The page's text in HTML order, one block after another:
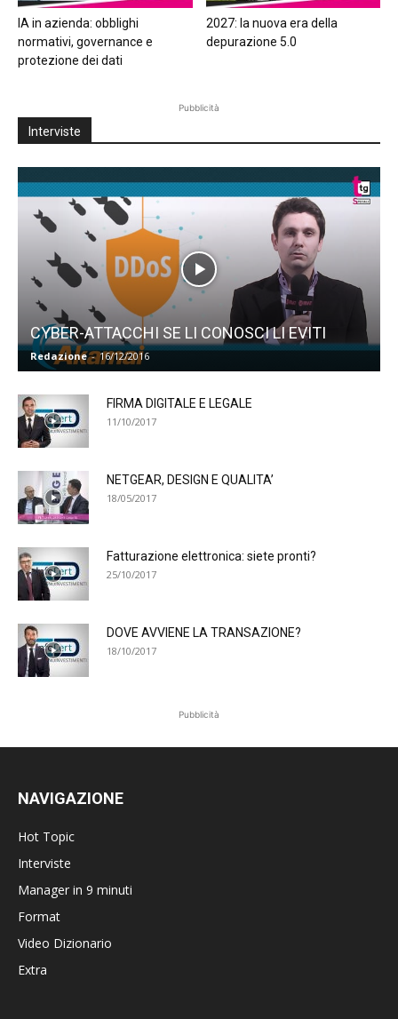
IA in azienda: obblighi
normativi, governance e
protezione dei dati
2027: la nuova era della
depurazione 5.0
Pubblicità
Interviste
CYBER-ATTACCHI SE LI CONOSCI LI EVITI
Redazione - 16/12/2016
FIRMA DIGITALE E LEGALE
11/10/2017
NETGEAR, DESIGN E QUALITA’
18/05/2017
Fatturazione elettronica: siete pronti?
25/10/2017
DOVE AVVIENE LA TRANSAZIONE?
18/10/2017
Pubblicità
NAVIGAZIONE
Hot Topic
Interviste
Manager in 9 minuti
Format
Video Dizionario
Extra